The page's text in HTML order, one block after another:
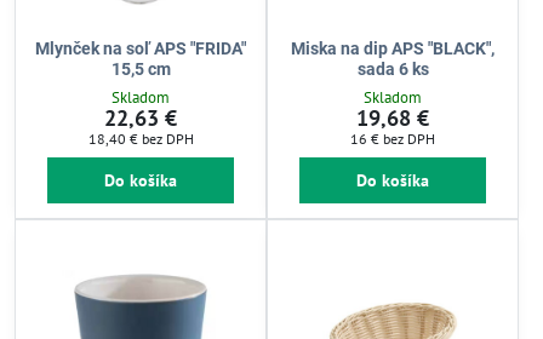
Mlynček na soľ APS "FRIDA"
15,5 cm
Skladom
22,63 €
18,40 € bez DPH
Do košíka
Miska na dip APS "BLACK",
sada 6 ks
Skladom
19,68 €
16 € bez DPH
Do košíka